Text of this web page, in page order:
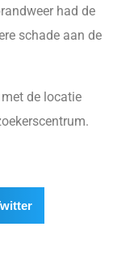
had de
schade aan de
de locatie